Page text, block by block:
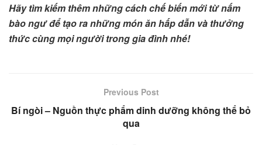
Hãy tìm kiếm thêm những cách chế biến mới từ nấm
bào ngư để tạo ra những món ăn hấp dẫn và thưởng
thức cùng mọi người trong gia đình nhé!
Previous Post
Bí ngòi – Nguồn thực phẩm dinh dưỡng không thể bỏ
qua